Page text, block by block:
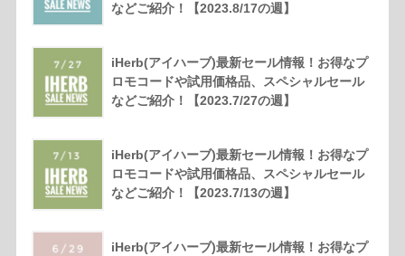
などご紹介！【2023.8/17の週】
iHerb(アイハーブ)最新セール情報！お得なプ
ロモコードや試用価格品、スペシャルセール
などご紹介！【2023.7/27の週】
iHerb(アイハーブ)最新セール情報！お得なプ
ロモコードや試用価格品、スペシャルセール
などご紹介！【2023.7/13の週】
iHerb(アイハーブ)最新セール情報！お得なプ